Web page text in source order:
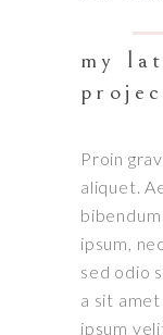
my
Proin
aliquet.
ipsum,
sed odio
a sit
ipsum